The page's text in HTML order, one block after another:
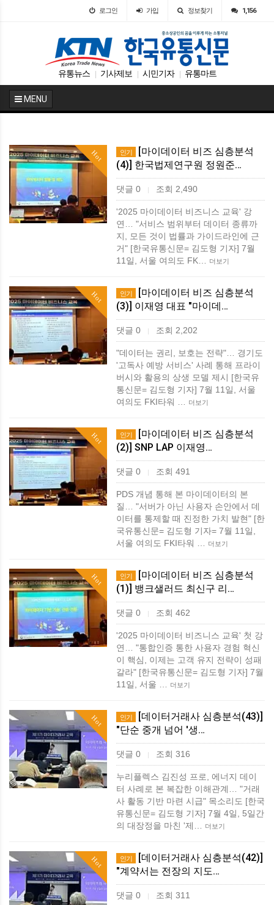
로그인 가입 정보찾기 1,156
유통뉴스 기사제보 시민기자 유통마트
MENU
Hot 인기
[마이데이터 비즈 심층분석
(4)] 한국법제연구원 정원준…
댓글 0 | 조회 2,490
'2025 마이데이터 비즈니스 교육' 강
연… "서비스 범위부터 데이터 종류까
지, 모든 것이 법률과 가이드라인에 근
거" [한국유통신문= 김도형 기자] 7월
11일, 서울 여의도 FK…
더보기
Hot 인기
[마이데이터 비즈 심층분석
(3)] 이재영 대표 "마이데…
댓글 0 | 조회 2,202
"데이터는 권리, 보호는 전략"… 경기도
'고독사 예방 서비스' 사례 통해 프라이
버시와 활용의 상생 모델 제시 [한국유
통신문= 김도형 기자] 7월 11일, 서울
여의도 FKI타워 …
더보기
Hot 인기
[마이데이터 비즈 심층분석
(2)] SNP LAP 이재영…
댓글 0 | 조회 491
PDS 개념 통해 본 마이데이터의 본
질… "서버가 아닌 사용자 손안에서 데
이터를 통제할 때 진정한 가치 발현" [한
국유통신문= 김도형 기자= 7월 11일,
서울 여의도 FKI타워 …
더보기
Hot 인기
[마이데이터 비즈 심층분석
(1)] 뱅크샐러드 최신구 리…
댓글 0 | 조회 462
'2025 마이데이터 비즈니스 교육' 첫 강
연… "통합인증 통한 사용자 경험 혁신
이 핵심, 이제는 고객 유지 전략이 성패
갈라" [한국유통신문= 김도형 기자] 7월
11일, 서울 …
더보기
Hot 인기
[데이터거래사 심층분석(43)]
"단순 중개 넘어 '생…
댓글 0 | 조회 316
누리플렉스 김진성 프로, 에너지 데이
터 사례로 본 복잡한 이해관계… "거래
사 활동 기반 마련 시급" 목소리도 [한국
유통신문= 김도형 기자] 7월 4일, 5일간
의 대장정을 마친 '제…
더보기
Hot 인기
[데이터거래사 심층분석(42)]
"계약서는 전장의 지도…
댓글 0 | 조회 311